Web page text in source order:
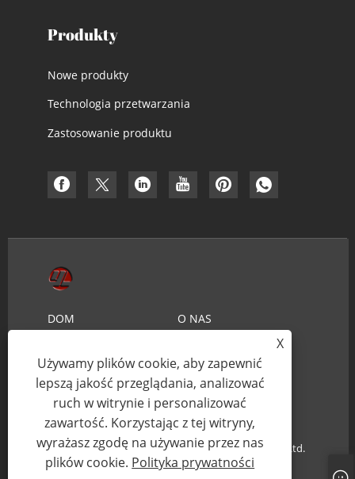
Produkty
Nowe produkty
Technologia przetwarzania
Zastosowanie produktu
DOM
O NAS
ŚCIĄGNIJ
WYŚLIJ ZAPYTANIE
SKONTAKTUJ SIĘ Z NAMI
Prawa autorskie © 2021 Ningbo Youlin Trading Co., Ltd.
- Obróbka CNC - Wszelkie prawa zastrzeżone.
X
Używamy plików cookie, aby zapewnić
lepszą jakość przeglądania, analizować
ruch w witrynie i personalizować
zawartość. Korzystając z tej witryny,
wyrażasz zgodę na używanie przez nas
plików cookie. Polityka prywatności